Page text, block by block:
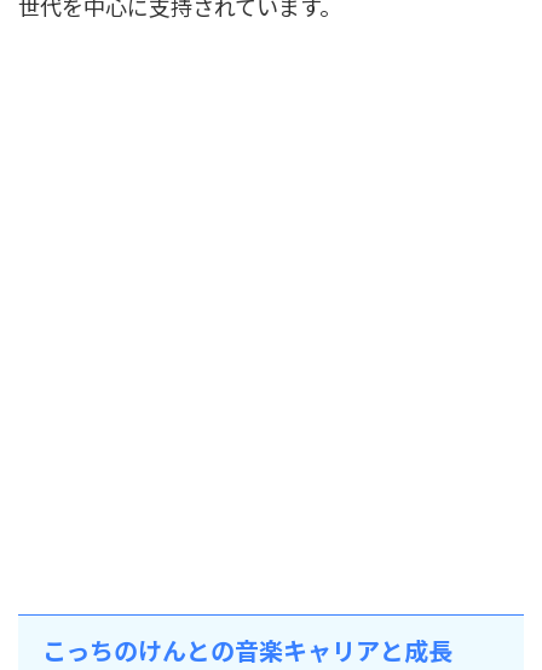
世代を中心に支持されています。
こっちのけんとの音楽キャリアと成長